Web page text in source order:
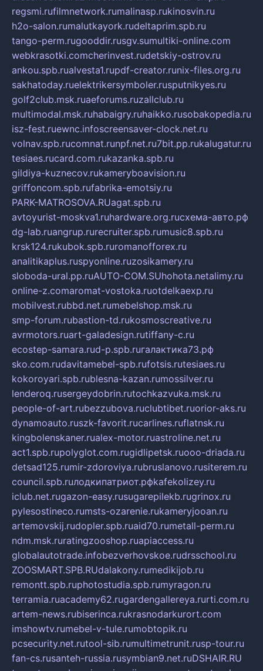
regsmi.rufilmnetwork.rumalinasp.rukinosvin.ru
h2o-salon.rumalutkayork.rudeltaprim.spb.ru
tango-perm.rugooddir.rusgv.sumultiki-online.com
webkrasotki.comcherinvest.rudetskiy-ostrov.ru
ankou.spb.rualvesta1.rupdf-creator.runix-files.org.ru
sakhatoday.ruelektrikersymboler.rusputnikyes.ru
golf2club.msk.ruaeforums.ruzallclub.ru
multimodal.msk.ruhabaigry.ruhaikko.rusobakopedia.ru
isz-fest.ruewnc.infoscreensaver-clock.net.ru
volnav.spb.rucomnat.runpf.net.ru7bit.pp.rukalugatur.ru
tesiaes.rucard.com.rukazanka.spb.ru
gildiya-kuznecov.rukameryboavision.ru
griffoncom.spb.rufabrika-emotsiy.ru
PARK-MATROSOVA.RUagat.spb.ru
avtoyurist-moskva1.ruhardware.org.ruсхема-авто.рф
dg-lab.ruangrup.rurecruiter.spb.rumusic8.spb.ru
krsk124.rukubok.spb.ruromanofforex.ru
analitikaplus.ruspyonline.ruzosikamery.ru
sloboda-ural.pp.ruAUTO-COM.SUhohota.netalimy.ru
online-z.comaromat-vostoka.ruotdelkaexp.ru
mobilvest.rubbd.net.rumebelshop.msk.ru
smp-forum.rubastion-td.rukosmoscreative.ru
avrmotors.ruart-galadesign.rutiffany-c.ru
ecostep-samara.rud-p.spb.ruгалактика73.рф
sko.com.rudavitamebel-spb.rufotsis.rutesiaes.ru
kokoroyari.spb.rublesna-kazan.rumossilver.ru
lenderoq.rusergeydobrin.rutochkazvuka.msk.ru
people-of-art.rubezzubova.ruclubtibet.ruorior-aks.ru
dynamoauto.ruszk-favorit.rucarlines.ruflatnsk.ru
kingbolenskaner.rualex-motor.ruastroline.net.ru
act1.spb.rupolyglot.com.rugidlipetsk.ruooo-driada.ru
detsad125.rumir-zdoroviya.rubruslanovo.rusiterem.ru
council.spb.ruлодкипатриот.рфkafekolizey.ru
iclub.net.rugazon-easy.rusugarepilekb.rugrinox.ru
pylesostineco.rumsts-ozarenie.rukameryjooan.ru
artemovskij.rudopler.spb.ruaid70.rumetall-perm.ru
ndm.msk.ruratingzooshop.ruapiaccess.ru
globalautotrade.infobezverhovskoe.rudrsschool.ru
ZOOSMART.SPB.RUdalakony.rumedikijob.ru
remontt.spb.ruphotostudia.spb.rumyragon.ru
terramia.ruacademy62.rugardengallereya.rurti.com.ru
artem-news.rubiserinca.rukrasnodarkurort.com
imshowtv.rumebel-v-tule.rumobtopik.ru
pcsecurity.net.rutool-sib.rumultimetrunit.rusp-tour.ru
fan-cs.rusanteh-russia.rusymbian9.net.ruDSHAIR.RU